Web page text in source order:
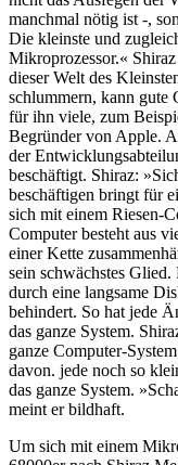
manchmal nötig ist -,
Die kleinste und
Mikroprozessor.«
dieser Welt des
schlummern, kann gute
für ihn viele, zum
Begründer von Apple.
der
beschäftigt. Shiraz:
beschäftigen bringt für
sich mit einem Riesen-
Computer besteht aus
einer Kette
sein schwächstes
durch eine langsame
behindert. So hat jede
das ganze System.
ganze Computer-
davon. jede noch so
das ganze System.
meint er bildhaft.
Um sich mit einem